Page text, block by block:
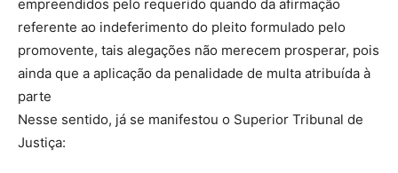
empreendidos pelo requerido quando da afirmação
referente ao indeferimento do pleito formulado pelo
promovente, tais alegações não merecem prosperar, pois
ainda que a aplicação da penalidade de multa atribuída à
parte
Nesse sentido, já se manifestou o Superior Tribunal de
Justiça: